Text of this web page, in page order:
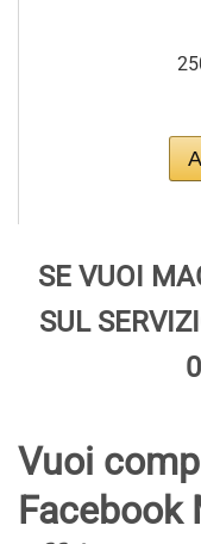
SE VUOI
SUL
Vuoi
Facebook